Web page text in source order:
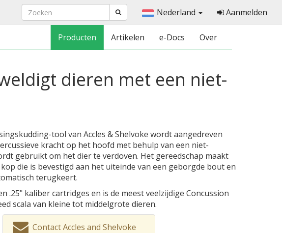
Nederland Aanmelden
Producten Artikelen e-Docs Over
dieren met een niet-
tool van Accles & Shelvoke wordt aangedreven
kracht op het hoofd met behulp van een niet-
gebruikt om het dier te verdoven. Het gereedschap maakt
die is bevestigd aan het uiteinde van een geborgde bout en
terugkeert.
.25" kaliber cartridges en is de meest veelzijdige Concussion
scala van kleine tot middelgrote dieren.
Contact Accles and Shelvoke